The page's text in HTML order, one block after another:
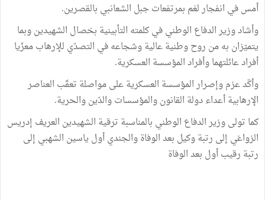
أمس في انفجار لغم بمرتفعات جبل الشعانبي بالقصرين.
وأشاد وزير الدفاع الوطني في كلمته التأبينية بخصال الشهيدين وبما
يتميّزان به من روح وطنية عالية وشجاعه في التصدّي للإرهاب معزّيا
أفراد عائلتهما وأفراد المؤسسة العسكرية.
وأكّد عزم وإصرار المؤسسة العسكرية على مواصلة تعقّب العناصر
الإرهابية أعداء دولة القانون والمؤسسات والدّين والحرية.
كما تولى وزير الدفاع الوطني بالمناسبة ترقية الشهيدين العريف إدريس
الزواغي إلى رتبة وكيل بعد الوفاة والجندي أول ياسين الشهبي إلى
رتبة رقيب أول بعد الوفاة